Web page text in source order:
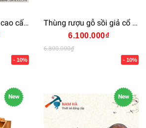
Bồn tắm gỗ Pơ Mu cao cấp bọc da
- 10%
Thùng rượu gỗ sồi giả cổ 100Lit
6.100.000₫
6.800.000₫
- 10%
New New